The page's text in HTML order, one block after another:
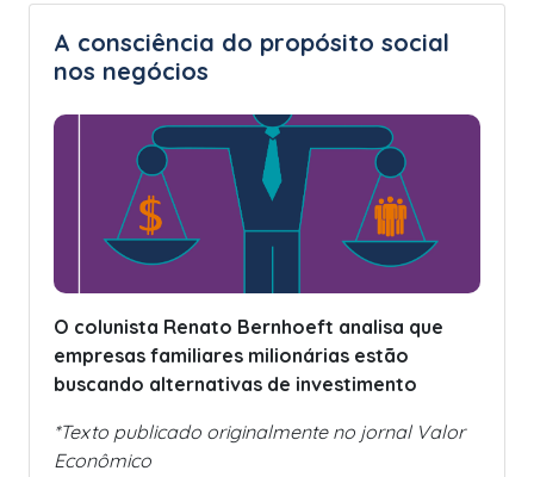
A consciência do propósito social
nos negócios
O colunista Renato Bernhoeft analisa que
empresas familiares milionárias estão
buscando alternativas de investimento
*Texto publicado originalmente no jornal Valor
Econômico